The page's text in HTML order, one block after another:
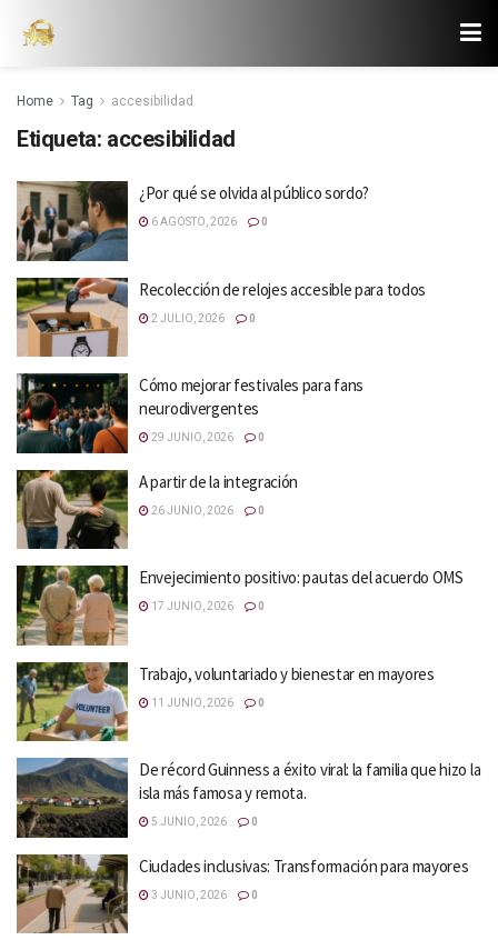
Home Tag accesibilidad
Etiqueta: accesibilidad
¿Por qué se olvida al público sordo?
6 AGOSTO, 2026 0
Recolección de relojes accesible para todos
2 JULIO, 2026 0
Cómo mejorar festivales para fans
neurodivergentes
29 JUNIO, 2026 0
A partir de la integración
26 JUNIO, 2026 0
Envejecimiento positivo: pautas del acuerdo OMS
17 JUNIO, 2026 0
Trabajo, voluntariado y bienestar en mayores
11 JUNIO, 2026 0
De récord Guinness a éxito viral: la familia que hizo la
isla más famosa y remota.
5 JUNIO, 2026 0
Ciudades inclusivas: Transformación para mayores
3 JUNIO, 2026 0